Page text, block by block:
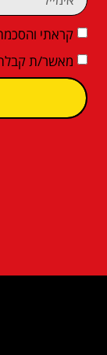
קראתי
מאשר/ת קבלת